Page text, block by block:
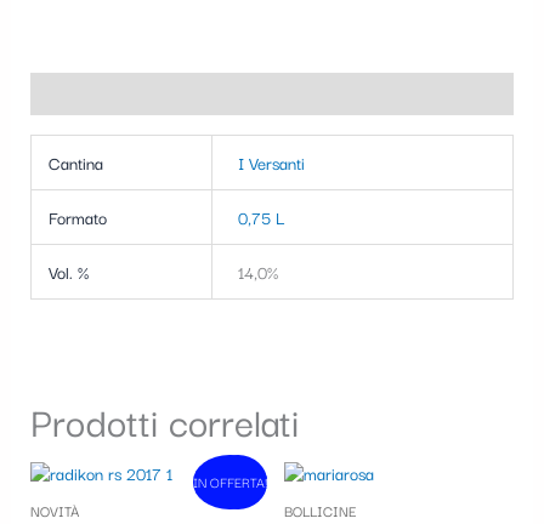
Cantina I Versanti
Formato 0,75 L
Vol. % 14,0%
Prodotti correlati
In vendita!
IN OFFERTA!
NOVITÀ
Il
Il
BOLLICINE